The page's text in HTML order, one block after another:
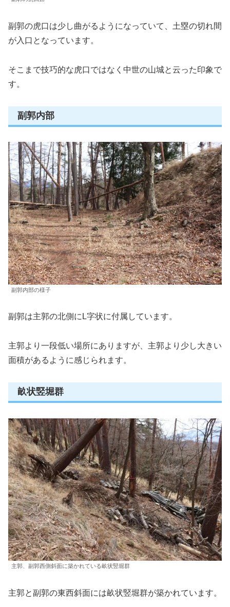
副郭の虎口は少し曲がるようになっていて、土塁の切れ間
が入口となっています。
そこまで技巧的な虎口ではなく中世の山城と云った印象で
す。
副郭内部
副郭内部の様子
副郭は主郭の北側にL字状に付属しています。
主郭より一段低い場所にありますが、主郭より少し大きい
面積があるように感じられます。
畝状竪堀群
主郭、副郭西側斜面に築かれている畝状竪堀群
主郭と副郭の東西斜面には畝状竪堀群が築かれています。